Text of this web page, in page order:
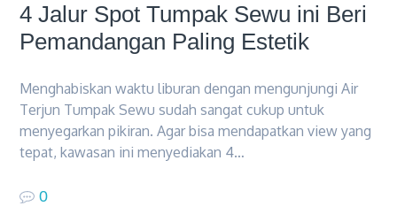
4 Jalur Spot Tumpak Sewu ini Beri
Pemandangan Paling Estetik
Menghabiskan waktu liburan dengan mengunjungi Air
Terjun Tumpak Sewu sudah sangat cukup untuk
menyegarkan pikiran. Agar bisa mendapatkan view yang
tepat, kawasan ini menyediakan 4…
0